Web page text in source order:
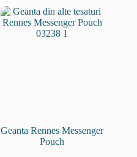
Geanta Rennes Messenger
Pouch